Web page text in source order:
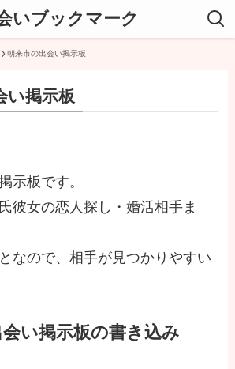
いブックマーク
朝来市の出会い掲示板
い掲示板
示板です。
彼女の恋人探し・婚活相手ま
なので、相手が見つかりやすい
会い掲示板の書き込み